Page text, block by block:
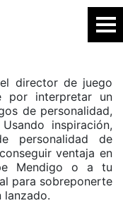
director de juego
por interpretar un
de personalidad,
inspiración,
personalidad de
ventaja en
Mendigo o a tu
para sobreponerte
lanzado.